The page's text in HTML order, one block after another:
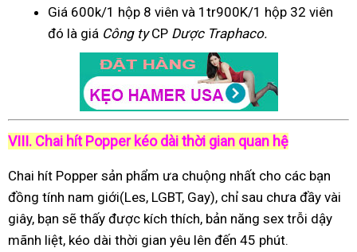
Giá 600k/1 hộp 8 viên và 1tr900K/1 hộp 32 viên
đó là giá Công tyCP Dược Traphaco.
VIII. Chai hít Popper kéo dài thời gian quan hệ
Chai hít Popper sản phẩm ưa chuộng nhất cho các bạn
đồng tính nam giới(Les, LGBT, Gay), chỉ sau chưa đầy vài
giây, bạn sẽ thấy được kích thích, bản năng sex trỗi dậy
mãnh liệt, kéo dài thời gian yêu lên đến 45 phút.